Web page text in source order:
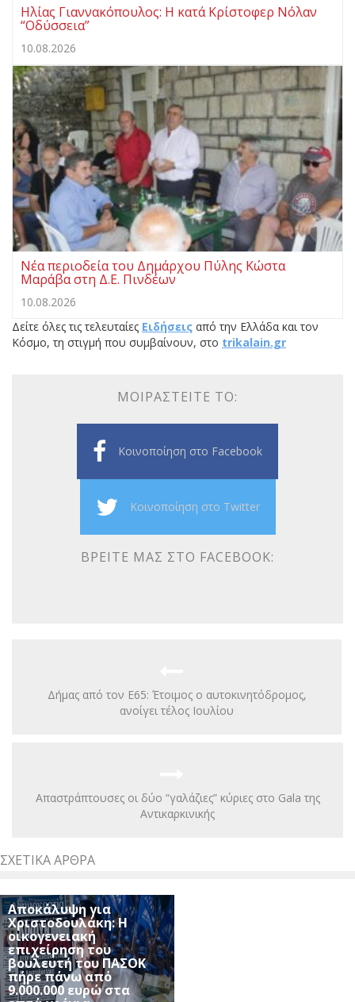
Ηλίας Γιαννακόπουλος: Η κατά Κρίστοφερ Νόλαν
“Oδύσσεια”
10.08.2026
Νέα περιοδεία του Δημάρχου Πύλης Κώστα
Μαράβα στη Δ.Ε. Πινδέων
10.08.2026
Δείτε όλες τις τελευταίες Ειδήσεις από την Ελλάδα και τον
Κόσμο, τη στιγμή που συμβαίνουν, στο trikalain.gr
ΜΟΙΡΑΣΤΕΊΤΕ ΤΟ:
Κοινοποίηση στο Facebook
Κοινοποίηση στο Twitter
ΒΡΕΊΤΕ ΜΑΣ ΣΤΟ FACEBOOK:
Δήμας από τον Ε65: Έτοιμος ο αυτοκινητόδρομος,
ανοίγει τέλος Ιουλίου
Απαστράπτουσες οι δύο “γαλάζιες” κύριες στο Gala της
Αντικαρκινικής
ΣΧΕΤΙΚΆ ΆΡΘΡΑ
Αποκάλυψη για
Χριστοδουλάκη: Η
οικογενειακή
επιχείρηση του
βουλευτή του ΠΑΣΟΚ
πήρε πάνω από
9.000.000 ευρώ στα